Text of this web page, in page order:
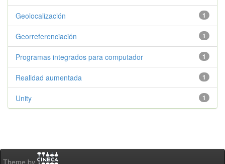
1
Geolocalización
1
Georreferenciación
1
Programas integrados para computador
1
Realidad aumentada
1
Unity